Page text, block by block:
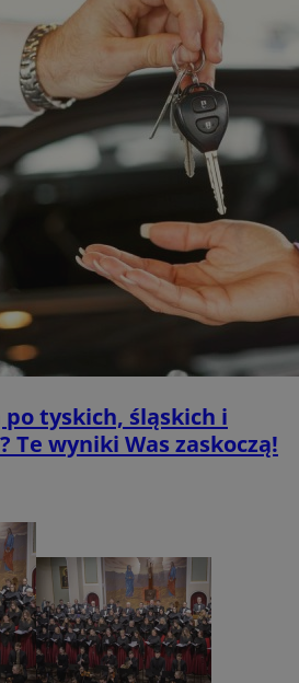
po tyskich, śląskich i
Te wyniki Was zaskoczą!